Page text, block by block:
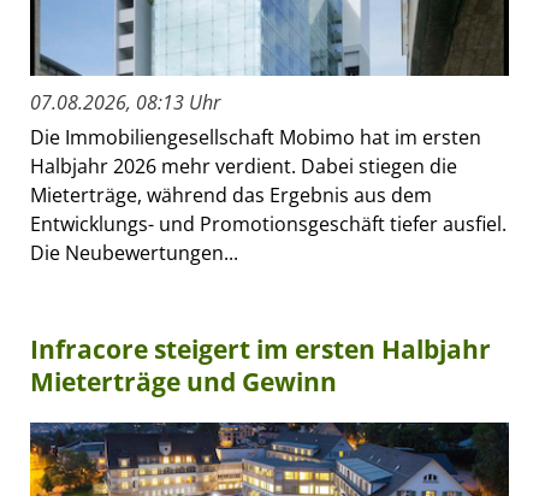
07.08.2026, 08:13 Uhr
Die Immobiliengesellschaft Mobimo hat im ersten
Halbjahr 2026 mehr verdient. Dabei stiegen die
Mieterträge, während das Ergebnis aus dem
Entwicklungs- und Promotionsgeschäft tiefer ausfiel.
Die Neubewertungen...
Infracore steigert im ersten Halbjahr
Mieterträge und Gewinn